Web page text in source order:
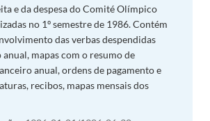
e da despesa do Comité Olímpico
no 1º semestre de 1986. Contém
das verbas despendidas
mapas com o resumo de
anual, ordens de pagamento e
recibos, mapas mensais dos